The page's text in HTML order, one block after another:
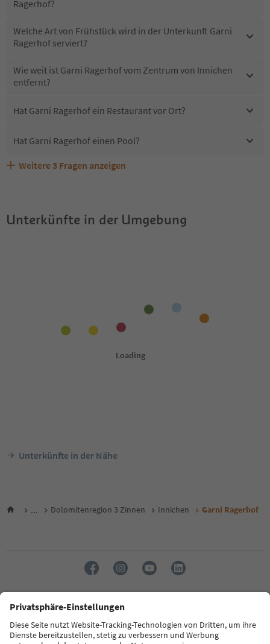
Ragerhof?
Welche Art von Frühstück wird in der Unterkunft Garni
Ragerhof serviert?
Wie weit ist Garni Ragerhof vom Zentrum von Innichen
entfernt?
Hat Garni Ragerhof ein Restaurant vor Ort?
Hat Garni Ragerhof einen Pool?
Sind Haustiere in der Unterkunft Garni Ragerhof
Welche Services bietet Garni Ragerhof?
Erhalten die Gäste von Garni Ragerhof einen Südtirol
Weitere 3 Fragen anzeigen
Unterkünfte in der Umgebung
Unterkünfte in der Nähe
... Dolomitenregion 3 Zinnen Innichen Garni Ragerhof
Sprache: Deutsch
FAQ Kontakt Presse MICE Datenschutzerklärung